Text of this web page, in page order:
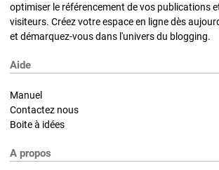
optimiser le référencement de vos publications
visiteurs. Créez votre espace en ligne dès
et démarquez-vous dans l'univers du blogging.
Aide
Manuel
Contactez nous
Boite à idées
A propos